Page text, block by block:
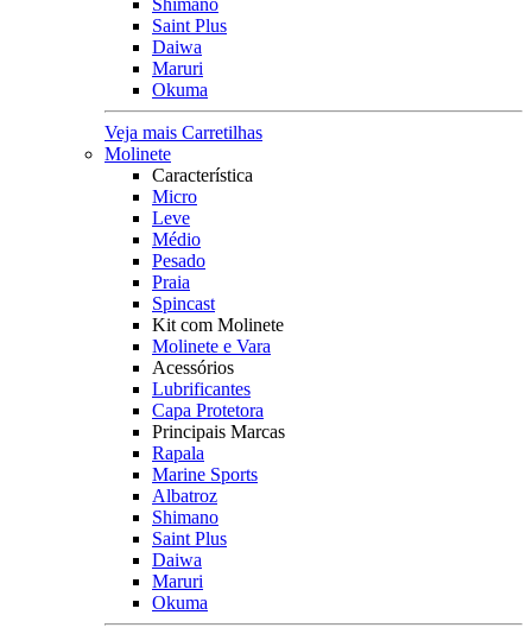
Shimano
Saint Plus
Daiwa
Maruri
Okuma
Veja mais Carretilhas
Molinete
Característica
Micro
Leve
Médio
Pesado
Praia
Spincast
Kit com Molinete
Molinete e Vara
Acessórios
Lubrificantes
Capa Protetora
Principais Marcas
Rapala
Marine Sports
Albatroz
Shimano
Saint Plus
Daiwa
Maruri
Okuma